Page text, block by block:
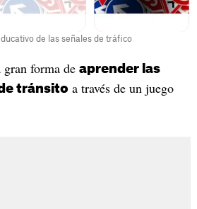
de las señales de tráfico
forma de aprender las
tránsito a través de un juego